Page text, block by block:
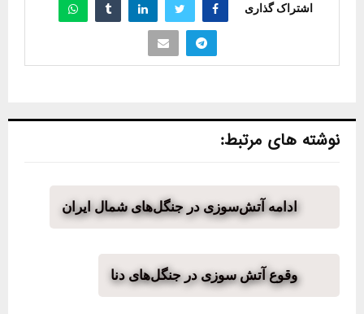
اشتراک گذاری
نوشته های مرتبط:
ادامه آتش‌سوزی در جنگل‌های شمال ایران
وقوع آتش سوزی در جنگل‌های دنا